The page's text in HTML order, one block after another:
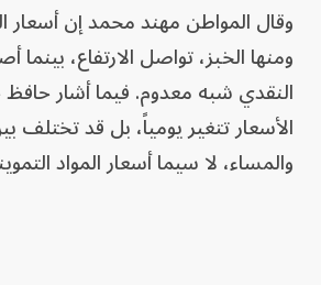
وقال المواطن مهند محمد إن أسعار
ومنها الخبز، تواصل الارتفاع، بينما
النقدي شبه معدوم. فيما أشار
الأسعار تتغير يومياً، بل قد
والمساء، لا سيما أسعار المواد